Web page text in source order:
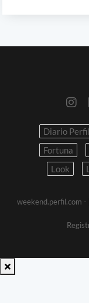
Diario Perfil
Fortuna
Look
weekend.perfil.com -